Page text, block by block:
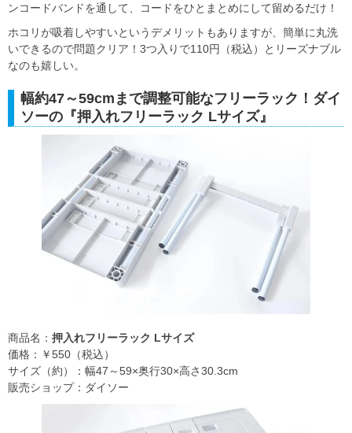
ンコードバンドを通して、コードをひとまとめにして留めるだけ！
ホコリが吸着しやすいというデメリットもありますが、簡単に丸洗
いできるので問題クリア！3つ入りで110円（税込）とリーズナブル
なのも嬉しい。
幅約47～59cmまで調整可能なフリーラック！ダイ
ソーの『押入れフリーラック Lサイズ』
商品名： 押入れフリーラック Lサイズ
価格：￥550（税込）
サイズ（約）：幅47～59×奥行30×高さ30.3cm
販売ショップ：ダイソー